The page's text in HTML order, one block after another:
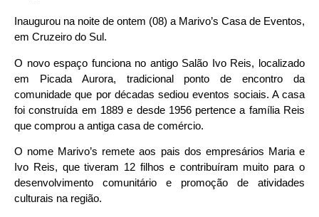
Inaugurou na noite de ontem (08) a Marivo’s Casa de Eventos,
em Cruzeiro do Sul.
O novo espaço funciona no antigo Salão Ivo Reis, localizado
em Picada Aurora, tradicional ponto de encontro da
comunidade que por décadas sediou eventos sociais. A casa
foi construída em 1889 e desde 1956 pertence a família Reis
que comprou a antiga casa de comércio.
O nome Marivo’s remete aos pais dos empresários Maria e
Ivo Reis, que tiveram 12 filhos e contribuíram muito para o
desenvolvimento comunitário e promoção de atividades
culturais na região.